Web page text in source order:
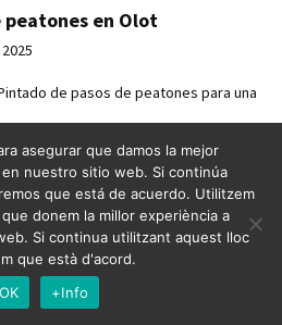
peatones en Olot
de pasos de peatones para una
la seguridad vial en
de Llobregat
Esplugues de Llobregat Crossabsa
asegurar que damos la mejor
nuestro sitio web. Si continúa
que está de acuerdo. Utilitzem
donem la millor experiència a
Si continua utilitzant aquest lloc
que està d'acord.
OK
+Info